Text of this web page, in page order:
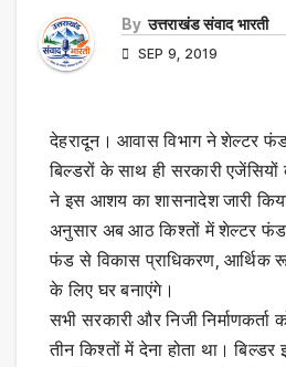
By उत्तराखंड संवाद भारती
SEP 9, 2019
देहरादून। आवास विभाग ने शेल्टर
बिल्डरों के साथ ही सरकारी
ने इस आशय का शासनादेश जारी
अनुसार अब आठ किश्तों में शेल्टर
फंड से विकास प्राधिकरण, आर्थिक
के लिए घर बनाएंगे।
सभी सरकारी और निजी
तीन किश्तों में देना होता था।